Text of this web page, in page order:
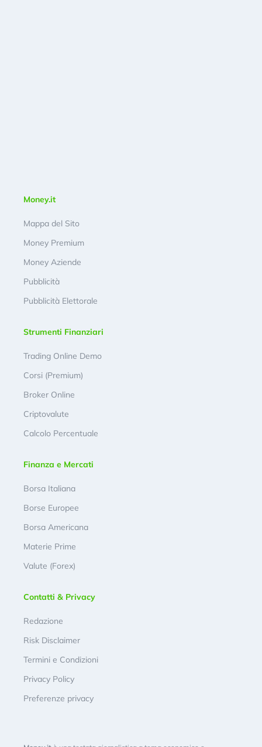
Money.it
Mappa del Sito
Money Premium
Money Aziende
Pubblicità
Pubblicità Elettorale
Strumenti Finanziari
Trading Online Demo
Corsi (Premium)
Broker Online
Criptovalute
Calcolo Percentuale
Finanza e Mercati
Borsa Italiana
Borse Europee
Borsa Americana
Materie Prime
Valute (Forex)
Contatti & Privacy
Redazione
Risk Disclaimer
Termini e Condizioni
Privacy Policy
Preferenze privacy